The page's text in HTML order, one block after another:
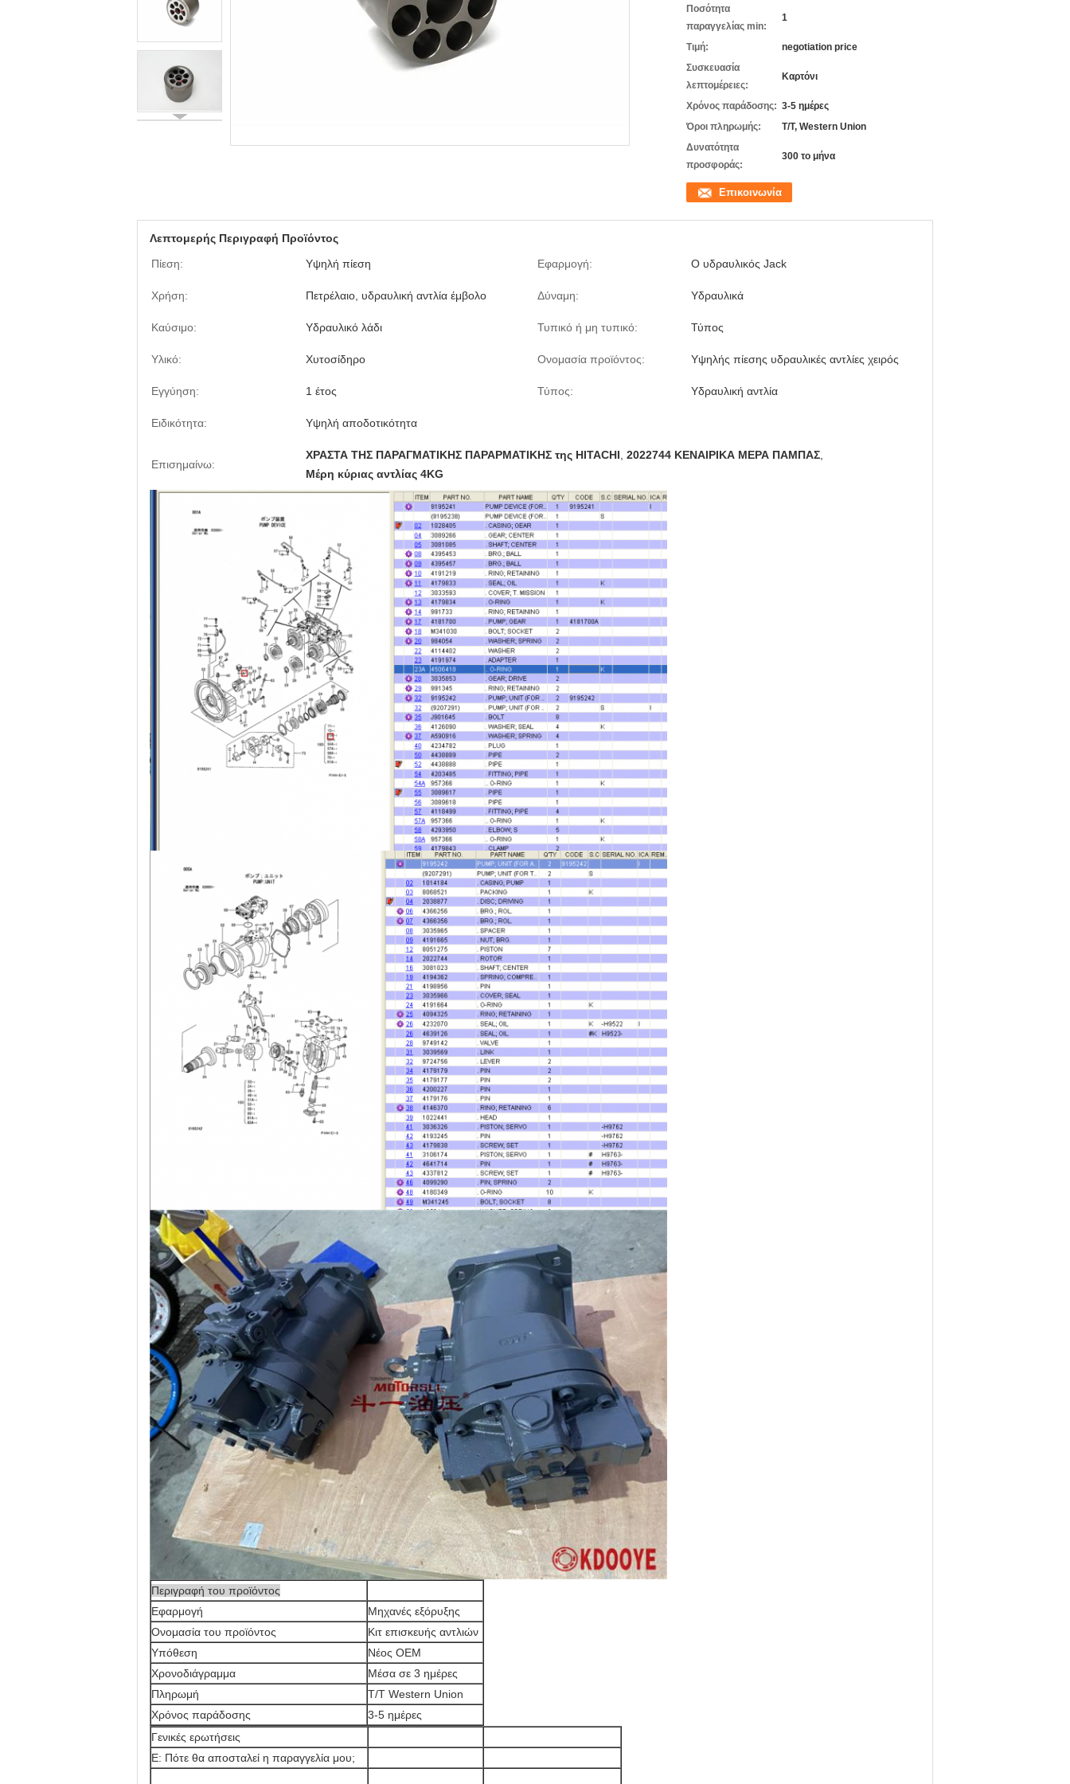
Ποσότητα
παραγγελίας min:
1
Τιμή:
negotiation price
Συσκευασία
λεπτομέρειες:
Καρτόνι
Χρόνος παράδοσης: 3-5 ημέρες
Όροι πληρωμής:
T/T, Western Union
Δυνατότητα
προσφοράς:
300 το μήνα
Επικοινωνία
Λεπτομερής Περιγραφή Προϊόντος
Πίεση:
Υψηλή πίεση Εφαρμογή: Ο υδραυλικός Jack
Χρήση: Πετρέλαιο, υδραυλική αντλία έμβολο Δύναμη: Υδραυλικά
Καύσιμο: Υδραυλικό λάδι Τυπικό ή μη τυπικό: Τύπος
Υλικό: Χυτοσίδηρο Ονομασία προϊόντος: Υψηλής πίεσης υδραυλικές αντλίες χειρός
Εγγύηση: 1 έτος Τύπος: Υδραυλική αντλία
Ειδικότητα: Υψηλή αποδοτικότητα
Επισημαίνω:
ΧΡΑΣΤΑ ΤΗΣ ΠΑΡΑΓΜΑΤΙΚΗΣ ΠΑΡΑΡΜΑΤΙΚΗΣ της HITACHI 2022744 ΚΕΝΑΙΡΙΚΑ ΜΕΡΑ ΠΑΜΠΑΣ
Μέρη κύριας αντλίας 4KG
Περιγραφή του προϊόντος
Εφαρμογή
Μηχανές εξόρυξης
Ονομασία του προϊόντος
Κιτ επισκευής αντλιών
Υπόθεση
Νέος ΟΕΜ
Χρονοδιάγραμμα
Μέσα σε 3 ημέρες
Πληρωμή
T/T Western Union
Χρόνος παράδοσης
3-5 ημέρες
Γενικές ερωτήσεις
Ε: Πότε θα αποσταλεί η παραγγελία μου;